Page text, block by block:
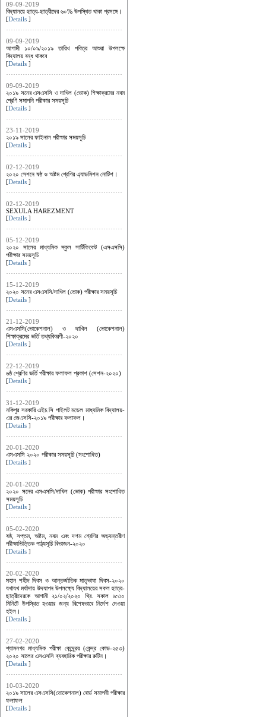
09-09-2019
বিদ্যালয়ে ছাত্র-ছাত্রীদের ৬০% উপস্থিত থাকা প্রসঙ্গে।
[Details ]
09-09-2019
আগামী ১০/০৯/২০১৯ তারিখ পবিত্র আশুরা উপলক্ষে
বিদ্যালয় বন্ধ থাকবে
[Details ]
09-09-2019
২০১৯ সনের এসএসসি ও দাখিল (ভোক) শিক্ষাক্রমের নবম
শ্রেণি সমাপনি পরীক্ষার সময়সূচি
[Details ]
23-11-2019
২০১৯ সালের ফাইনাল পরীক্ষার সময়সূচি
[Details ]
02-12-2019
২০২০ সেশনে ষষ্ঠ ও অষ্টম শ্রেণির এ্যাডমিশন নোটিশ।
[Details ]
02-12-2019
SEXULA HAREZMENT
[Details ]
05-12-2019
২০২০ সালের মাধ্যমিক স্কুল সার্টিফিকেট (এসএসসি)
পরীক্ষার সময়সূচি
[Details ]
15-12-2019
২০২০ সনের এসএসসি/দাখিল (ভোক) পরীক্ষার সময়সূচি
[Details ]
21-12-2019
এসএসসি(ভোকেশনাল) ও দাখিল (ভোকেশনাল)
শিক্ষাক্রমের ভর্তি তথ্যবিবরণী-২০২০
[Details ]
22-12-2019
৬ষ্ঠ শ্রেণির ভর্তি পরীক্ষার ফলাফল প্রকাশ (সেশন-২০২০)
[Details ]
31-12-2019
নকিপুর সরকারি এইচ.সি পাইলট মডেল মাধ্যমিক বিদ্যালয়-
এর জেএসসি-২০১৯ পরীক্ষার ফলাফল।
[Details ]
20-01-2020
এসএসসি ২০২০ পরীক্ষার সময়সূচি (সংশোধিত)
[Details ]
20-01-2020
২০২০ সনের এসএসসি/দাখিল (ভোক) পরীক্ষার সংশোধিত
সময়সূচি
[Details ]
05-02-2020
ষষ্ঠ, সপ্তম, অষ্টম, নবম এবং দশম শ্রেণির অভ্যন্তরীণ
পরীক্ষাভিত্তিক পাঠ্যসূচি বিভাজন-২০২০
[Details ]
20-02-2020
মহান শহীদ দিবস ও আন্তর্জাতিক মাতৃভাষা দিবস-২০২০
যথাযথ মর্যাদায় উদযাপন উপলক্ষ্যে বিদ্যালয়ের সকল ছাত্র-
ছাত্রীদেরকে আগামী ২১/০২/২০২০ খ্রি. সকাল ৬:৩০
মিনিটে উপস্থিত হওয়ার জন্য বিশেষভাবে নির্দেশ দেওয়া
হইল।
[Details ]
27-02-2020
শ্যামনগর মাধ্যমিক পরীক্ষা কেন্দ্র্রের (কেন্দ্র কোড-২৫৩)
২০২০ সালের এসএসসি ব্যবহারিক পরীক্ষার রুটিন।
[Details ]
10-03-2020
২০১৯ সালের এসএসসি(ভোকেশনাল) বোর্ড সমাপনী পরীক্ষার
ফলাফল
[Details ]